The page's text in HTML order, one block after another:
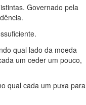
Governado pela
qual lado da moeda
um ceder um pouco,
qual cada um puxa para